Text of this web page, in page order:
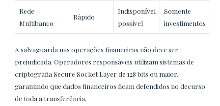
Rede
Multibanco
Rápido
Indisponível
possível
Somente
investimentos
A salvaguarda nas operações financeiras não deve ser
prejudicada. Operadores responsáveis utilizam sistemas de
criptografia Secure Socket Layer de 128 bits ou maior,
garantindo que dados financeiros ficam defendidos no decurso
de toda a transferência.